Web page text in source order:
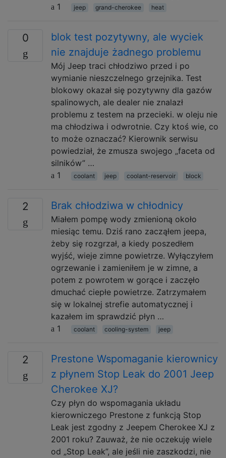
1
jeep grand-cherokee heat
0
blok test pozytywny, ale wyciek
nie znajduje żadnego problemu
Mój Jeep traci chłodziwo przed i po
wymianie nieszczelnego grzejnika. Test
blokowy okazał się pozytywny dla gazów
spalinowych, ale dealer nie znalazł
problemu z testem na przecieki. w oleju nie
ma chłodziwa i odwrotnie. Czy ktoś wie, co
to może oznaczać? Kierownik serwisu
powiedział, że zmusza swojego „faceta od
silników” …
1
coolant jeep coolant-reservoir block
2 Brak chłodziwa w chłodnicy
Miałem pompę wody zmienioną około
miesiąc temu. Dziś rano zacząłem jeepa,
żeby się rozgrzał, a kiedy poszedłem
wyjść, wieje zimne powietrze. Wyłączyłem
ogrzewanie i zamieniłem je w zimne, a
potem z powrotem w gorące i zaczęło
dmuchać ciepłe powietrze. Zatrzymałem
się w lokalnej strefie automatycznej i
kazałem im sprawdzić płyn …
1
coolant cooling-system jeep
2
Prestone Wspomaganie kierownicy
z płynem Stop Leak do 2001 Jeep
Cherokee XJ?
Czy płyn do wspomagania układu
kierowniczego Prestone z funkcją Stop
Leak jest zgodny z Jeepem Cherokee XJ z
2001 roku? Zauważ, że nie oczekuję wiele
od „Stop Leak”, ale jeśli nie zaszkodzi, nie